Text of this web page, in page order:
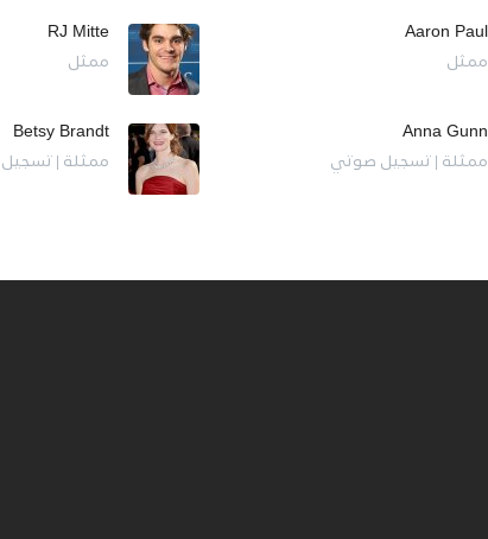
Aaron Paul
ممثل
RJ Mitte
ممثل
Anna Gunn
ممثلة | تسجيل صوتي
Betsy Brandt
ممثلة |